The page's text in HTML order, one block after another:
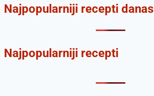
Najpopularniji recepti danas
Najpopularniji recepti